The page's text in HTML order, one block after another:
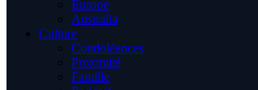
Europe
Australia
Culture
Condoléances
Proximité
Famille